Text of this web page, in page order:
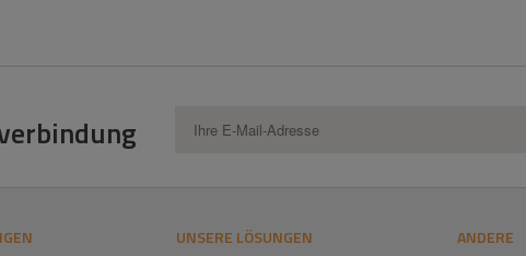
UNSERE LÖSUNGEN
ANDERE